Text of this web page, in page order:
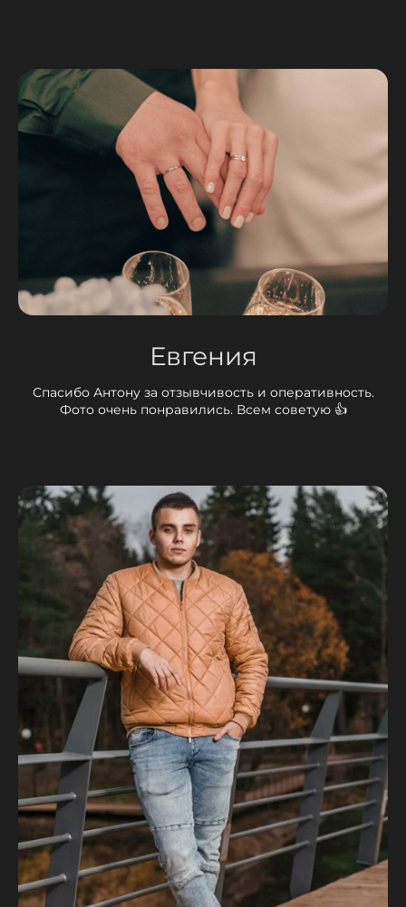
Евгения
Спасибо Антону за отзывчивость и оперативность.
Фото очень понравились. Всем советую 👍